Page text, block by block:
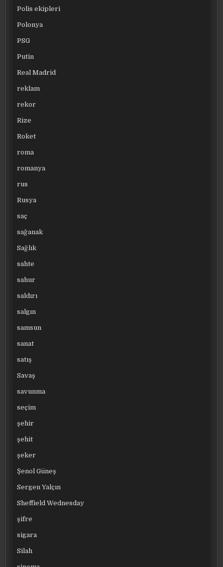
Polis ekipleri
Polonya
PSG
Putin
Real Madrid
reklam
rekor
Rize
Roket
roma
romanya
rus
Rusya
saç
sağanak
Sağlık
sahte
sahur
saldırı
salgın
samsun
sanat
satış
Savaş
savunma
seçim
şehir
şehit
şeker
Şenol Güneş
Sergen Yalçın
Sheffield Wednesday
şifre
sigara
Silah